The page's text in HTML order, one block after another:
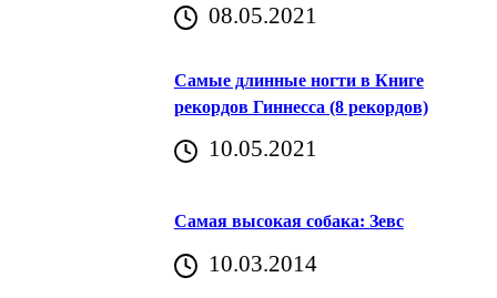
08.05.2021
Самые длинные ногти в Книге
рекордов Гиннесса (8 рекордов)
10.05.2021
Самая высокая собака: Зевс
10.03.2014